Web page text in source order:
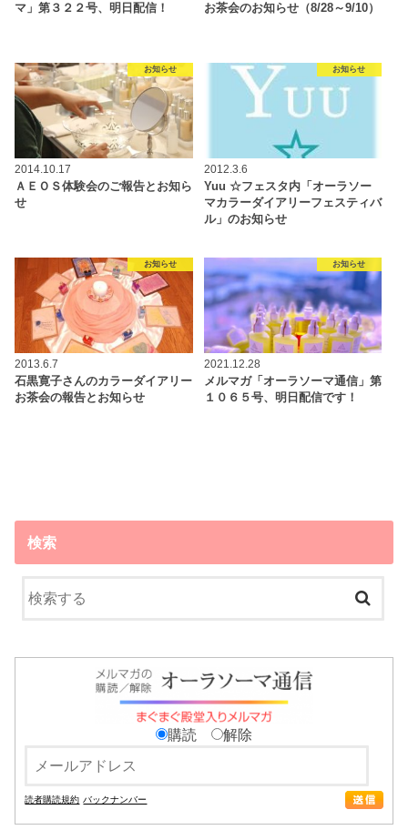
マ」第３２２号、明日配信！
お茶会のお知らせ（8/28～9/10）
お知らせ
2014.10.17
ＡＥＯＳ体験会のご報告とお知ら
せ
お知らせ
2012.3.6
Yuu ☆フェスタ内「オーラソー
マカラーダイアリーフェスティバ
ル」のお知らせ
お知らせ
2013.6.7
石黒寛子さんのカラーダイアリー
お茶会の報告とお知らせ
お知らせ
2021.12.28
メルマガ「オーラソーマ通信」第
１０６５号、明日配信です！
検索
購読 解除
読者購読規約 バックナンバー